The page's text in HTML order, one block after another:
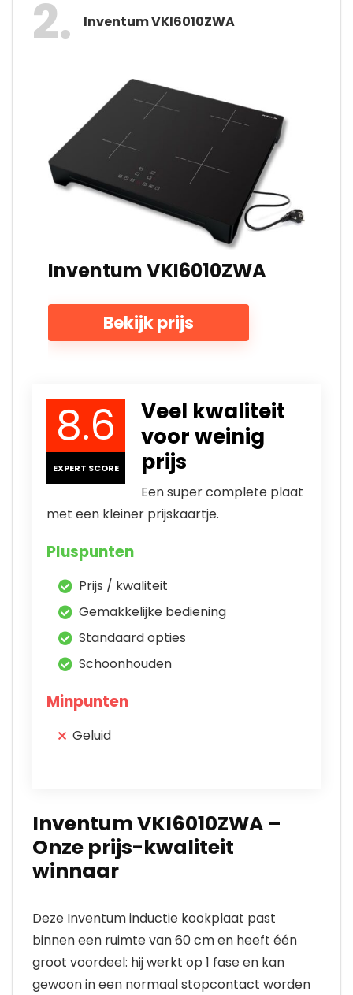
2 Inventum VKI6010ZWA
Inventum VKI6010ZWA
Bekijk prijs
8.6
EXPERT SCORE
Veel kwaliteit
voor weinig
prijs
Een super complete plaat
met een kleiner prijskaartje.
Pluspunten
Prijs / kwaliteit
Gemakkelijke bediening
Standaard opties
Schoonhouden
Minpunten
Geluid
Inventum VKI6010ZWA –
Onze prijs-kwaliteit
winnaar
Deze Inventum inductie kookplaat past
binnen een ruimte van 60 cm en heeft één
groot voordeel: hij werkt op 1 fase en kan
gewoon in een normaal stopcontact worden